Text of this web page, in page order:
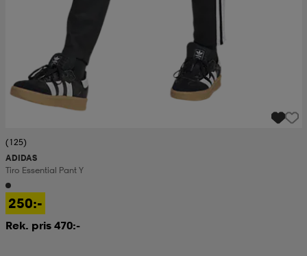
(125)
ADIDAS
Tiro Essential Pant Y
250:-
Rek. pris 470:-